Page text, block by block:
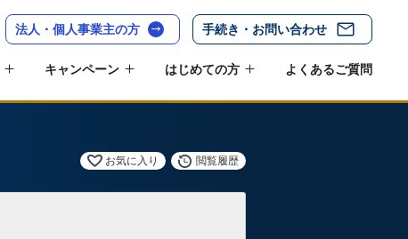
法人・個人事業主の方 手続き・お問い合わせ
キャンペーン はじめての方 よくあるご質問
お気に入り 閲覧履歴